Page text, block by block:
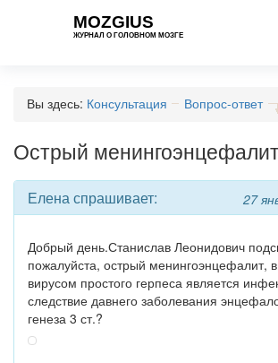
MOZGIUS
ЖУРНАЛ О ГОЛОВНОМ МОЗГЕ
Вы здесь: Консультация Вопрос-ответ
Острый
27
Елена спрашивает:
Добрый день.Станислав Леонидович
пожалуйста, острый менингоэнцефалит,
вирусом простого герпеса является
следствие давнего заболевания
генеза 3 ст.?